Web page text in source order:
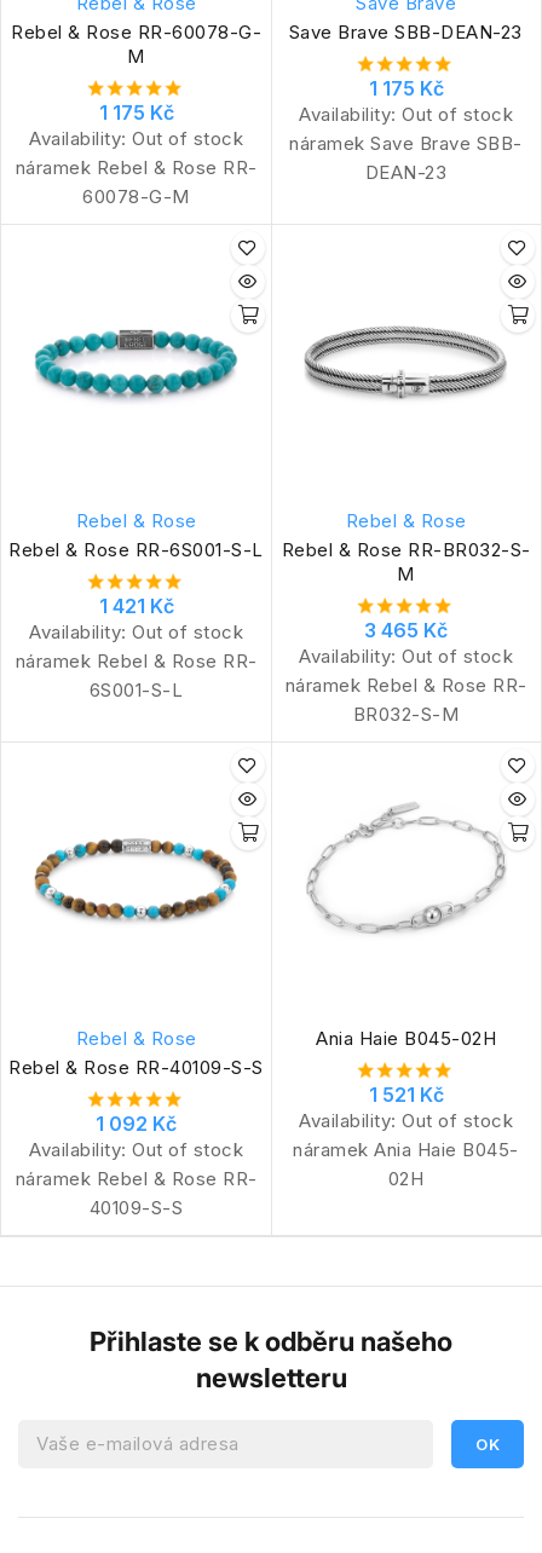
Rebel & Rose RR-60078-G-
M
1 175 Kč
Availability: Out of stock
náramek Rebel & Rose RR-
60078-G-M
Save Brave SBB-DEAN-23
1 175 Kč
Availability: Out of stock
náramek Save Brave SBB-
DEAN-23
Rebel & Rose
Rebel & Rose RR-6S001-S-L
1 421 Kč
Availability: Out of stock
náramek Rebel & Rose RR-
6S001-S-L
Rebel & Rose
Rebel & Rose RR-BR032-S-
M
3 465 Kč
Availability: Out of stock
náramek Rebel & Rose RR-
BR032-S-M
Rebel & Rose
Rebel & Rose RR-40109-S-S
1 092 Kč
Availability: Out of stock
náramek Rebel & Rose RR-
40109-S-S
Ania Haie B045-02H
1 521 Kč
Availability: Out of stock
náramek Ania Haie B045-
02H
Přihlaste se k odběru našeho
newsletteru